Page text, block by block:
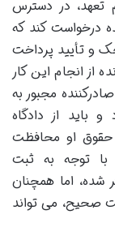
تعهد، در دسترس
درخواست کند که
و تأیید پرداخت
از انجام این کار
مجبور به
باید از دادگاه
حقوق او محافظت
توجه به ثبت
شده، اما همچنان
صحیح، می تواند